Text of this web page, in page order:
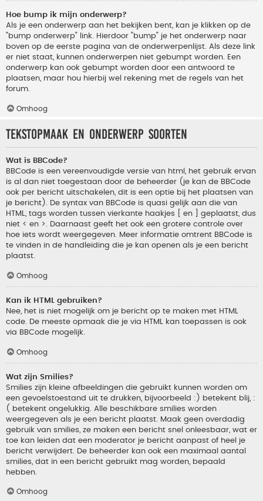
Hoe bump ik mijn onderwerp?
Als je een onderwerp aan het bekijken bent, kan je klikken op de
"bump onderwerp" link. Hierdoor "bump" je het onderwerp naar
boven op de eerste pagina van de onderwerpenlijst. Als deze link
er niet staat, kunnen onderwerpen niet gebumpt worden. Een
onderwerp kan ook gebumpt worden door een antwoord te
plaatsen, maar hou hierbij wel rekening met de regels van het
forum.
Omhoog
Tekstopmaak en onderwerp soorten
Wat is BBCode?
BBCode is een vereenvoudigde versie van html, het gebruik ervan
is al dan niet toegestaan door de beheerder (je kan de BBCode
ook per bericht uitschakelen, dit is een optie bij het plaatsen van
je bericht). De syntax van BBCode is quasi gelijk aan die van
HTML, tags worden tussen vierkante haakjes [ en ] geplaatst, dus
niet < en >. Daarnaast geeft het ook een grotere controle over
hoe iets wordt weergegeven. Meer informatie omtrent BBCode is
te vinden in de handleiding die je kan openen als je een bericht
plaatst.
Omhoog
Kan ik HTML gebruiken?
Nee, het is niet mogelijk om je bericht op te maken met HTML
code. De meeste opmaak die je via HTML kan toepassen is ook
via BBCode mogelijk.
Omhoog
Wat zijn Smilies?
Smilies zijn kleine afbeeldingen die gebruikt kunnen worden om
een gevoelstoestand uit te drukken, bijvoorbeeld :) betekent blij, :
( betekent ongelukkig. Alle beschikbare smilies worden
weergegeven als je een bericht plaatst. Maak geen overdadig
gebruik van smilies, ze maken een bericht snel onleesbaar, wat er
toe kan leiden dat een moderator je bericht aanpast of heel je
bericht verwijdert. De beheerder kan ook een maximaal aantal
smilies, dat in een bericht gebruikt mag worden, bepaald
hebben.
Omhoog